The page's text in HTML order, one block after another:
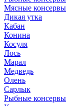
Мясные консервы
Дикая утка
Кабан
Конина
Косуля
Лось
Марал
Медведь
Олень
Сарлык
Рыбные консервы